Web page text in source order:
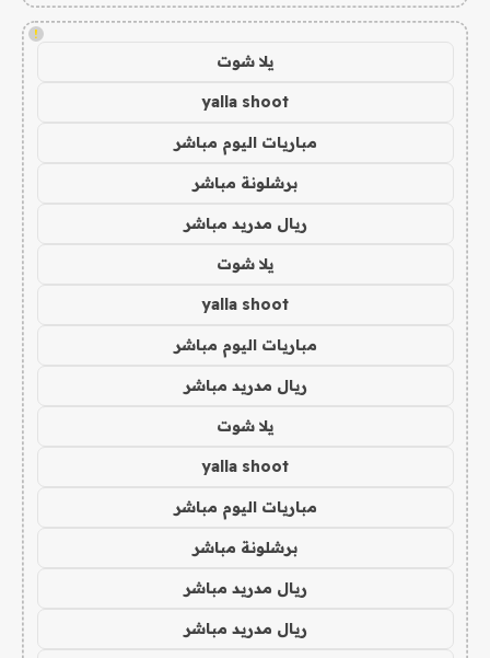
!
يلا شوت
yalla shoot
مباريات اليوم مباشر
برشلونة مباشر
ريال مدريد مباشر
يلا شوت
yalla shoot
مباريات اليوم مباشر
ريال مدريد مباشر
يلا شوت
yalla shoot
مباريات اليوم مباشر
برشلونة مباشر
ريال مدريد مباشر
ريال مدريد مباشر